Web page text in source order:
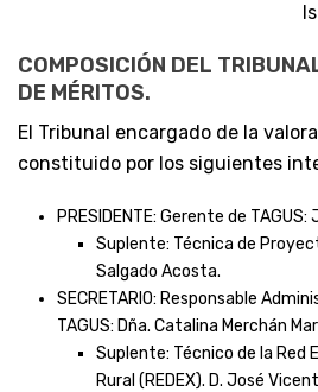
COMPOSICIÓN DEL
DE MÉRITOS.
El Tribunal encargado de la
constituido por los siguientes
PRESIDENTE: Gerente de TAGUS:
Suplente: Técnica de
Salgado Acosta.
SECRETARIO: Responsable
TAGUS: Dña. Catalina Merchán
Suplente: Técnico de la Red
Rural (REDEX). D. José